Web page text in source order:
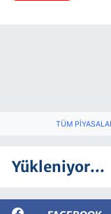
TÜM
Yükleniyor...